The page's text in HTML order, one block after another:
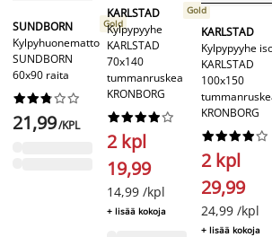
SUNDBORN
Kylpyhuonematto
SUNDBORN
60x90 raita
Gold






21,99/KPL
KARLSTAD
Kylpypyyhe
KARLSTAD
70x140
tummanruskea
KRONBORG
Gold






2 kpl
19,99
14,99 /kpl
+ lisää kokoja
KARLSTAD
Kylpypyyhe
KARLSTAD
100x150
KRONBORG






2 kpl
29,99
24,99 /kpl
+ lisää kokoja